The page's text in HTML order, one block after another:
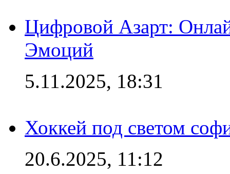
Цифровой Азарт:
Эмоций
5.11.2025, 18:31
Хоккей под светом
20.6.2025, 11:12